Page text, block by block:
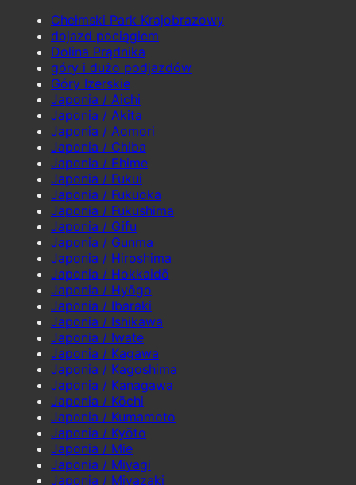
Chełmski Park Krajobrazowy
dojazd pociągiem
Dolina Prądnika
góry i dużo podjazdów
Góry Izerskie
Japonia / Aichi
Japonia / Akita
Japonia / Aomori
Japonia / Chiba
Japonia / Ehime
Japonia / Fukui
Japonia / Fukuoka
Japonia / Fukushima
Japonia / Gifu
Japonia / Gunma
Japonia / Hiroshima
Japonia / Hokkaidō
Japonia / Hyōgo
Japonia / Ibaraki
Japonia / Ishikawa
Japonia / Iwate
Japonia / Kagawa
Japonia / Kagoshima
Japonia / Kanagawa
Japonia / Kōchi
Japonia / Kumamoto
Japonia / Kyōto
Japonia / Mie
Japonia / Miyagi
Japonia / Miyazaki